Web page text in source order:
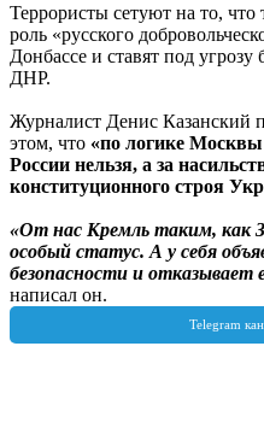
Террористы сетуют на то,
роль «русского
Донбассе и ставят под угрозу
ДНР.
Журналист Денис Казанский
этом, что «по логике Москвы
России нельзя, а за
конституционного строя
«От нас Кремль таким, как
особый статус. А у себя
безопасности и отказывает
написал он.